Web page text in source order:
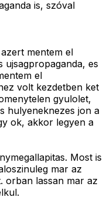
is, szóval
mentem el
es
el
volt kezdetben ket
gyulolet,
hulyeneknezes jon a
ok, akkor legyen a
Most is
mar az
orban lassan mar az